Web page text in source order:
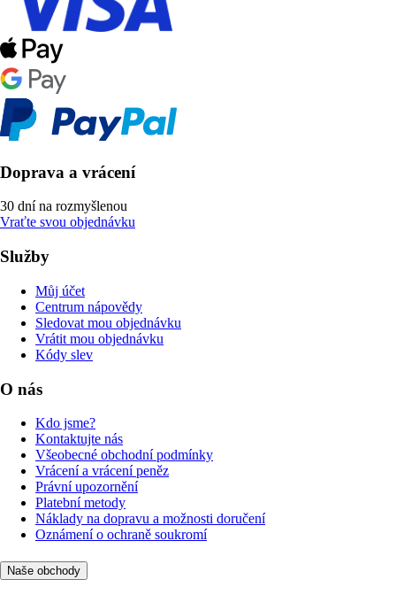
Doprava a vrácení
30 dní na rozmyšlenou
Vraťte svou objednávku
Služby
Můj účet
Centrum nápovědy
Sledovat mou objednávku
Vrátit mou objednávku
Kódy slev
O nás
Kdo jsme?
Kontaktujte nás
Všeobecné obchodní podmínky
Vrácení a vrácení peněz
Právní upozornění
Platební metody
Náklady na dopravu a možnosti doručení
Oznámení o ochraně soukromí
Naše obchody